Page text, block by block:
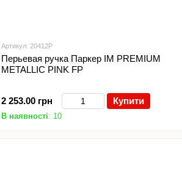
Артикул: 20412P
Перьевая ручка Паркер IM PREMIUM
METALLIC PINK FP
2 253.00 грн Купити
В наявності: 10